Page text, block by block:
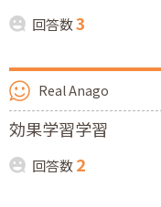
回答数3
Real Anago
効果学習学習
回答数2